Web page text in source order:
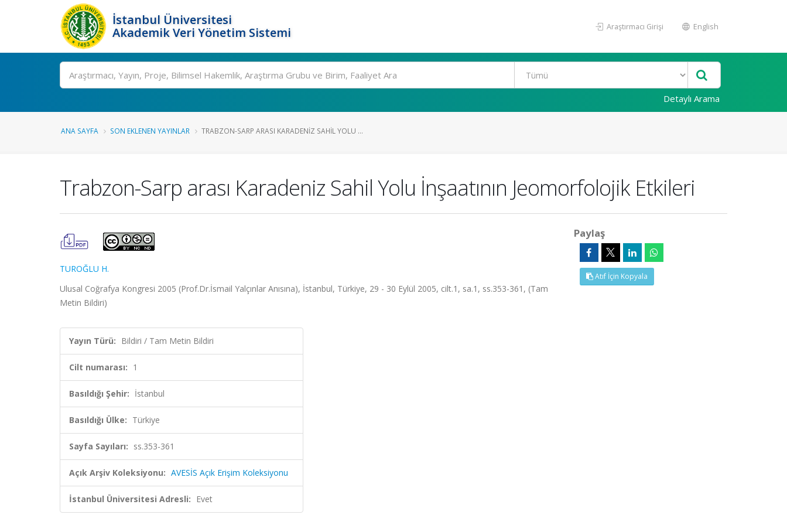
İstanbul Üniversitesi
Akademik Veri Yönetim Sistemi
Araştırmacı Girişi English
Ara
Detaylı Arama
ANA SAYFA SON EKLENEN YAYINLAR TRABZON-SARP ARASI KARADENIZ SAHIL YOLU ...
Trabzon-Sarp arası Karadeniz Sahil Yolu İnşaatının Jeomorfolojik Etkileri
TUROĞLU H.
Ulusal Coğrafya Kongresi 2005 (Prof.Dr.İsmail Yalçınlar Anısına), İstanbul, Türkiye, 29 - 30 Eylül 2005, cilt.1, sa.1, ss.353-361, (Tam
Metin Bildiri)
Yayın Türü: Bildiri / Tam Metin Bildiri
Cilt numarası: 1
Basıldığı Şehir: İstanbul
Basıldığı Ülke: Türkiye
Sayfa Sayıları: ss.353-361
Açık Arşiv Koleksiyonu: AVESİS Açık Erişim Koleksiyonu
İstanbul Üniversitesi Adresli: Evet
Paylaş
Atıf İçin Kopyala